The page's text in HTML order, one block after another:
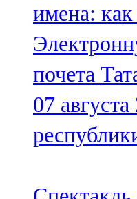
имена: как
почета
07